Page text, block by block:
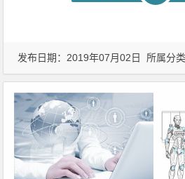
发布日期：2019年07月02日 所属分